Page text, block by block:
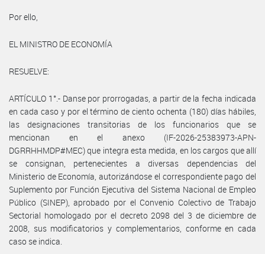
Por ello,
EL MINISTRO DE ECONOMÍA
RESUELVE:
ARTÍCULO 1°.- Danse por prorrogadas, a partir de la fecha indicada
en cada caso y por el término de ciento ochenta (180) días hábiles,
las designaciones transitorias de los funcionarios que se
mencionan en el anexo (IF-2026-25383973-APN-
DGRRHHMDP#MEC) que integra esta medida, en los cargos que allí
se consignan, pertenecientes a diversas dependencias del
Ministerio de Economía, autorizándose el correspondiente pago del
Suplemento por Función Ejecutiva del Sistema Nacional de Empleo
Público (SINEP), aprobado por el Convenio Colectivo de Trabajo
Sectorial homologado por el decreto 2098 del 3 de diciembre de
2008, sus modificatorios y complementarios, conforme en cada
caso se indica.